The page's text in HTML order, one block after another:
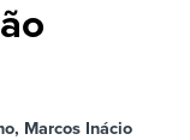
Marcos Inácio